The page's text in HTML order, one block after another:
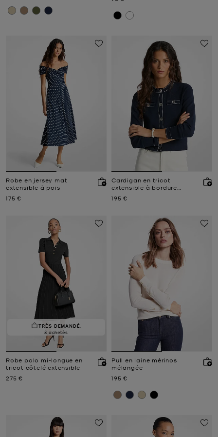
Robe en jersey mat
extensible à pois
Prix actuel
175 €
Cardigan en tricot
extensible à bordure
Prix actuel
195 €
TRÈS DEMANDÉ.
8 achetés
Robe polo mi-longue en
tricot côtelé extensible
Prix actuel
275 €
Pull en laine mérinos
mélangée
Prix actuel
195 €